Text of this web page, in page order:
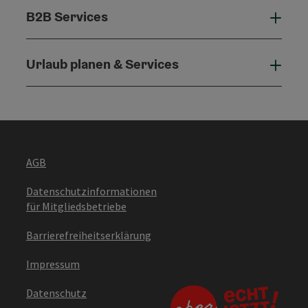
B2B Services
Urlaub planen & Services
AGB
Datenschutzinformationen
für Mitgliedsbetriebe
Barrierefreiheitserklärung
Impressum
Datenschutz